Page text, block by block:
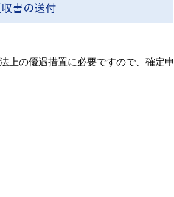
上の優遇措置に必要ですので、確定申